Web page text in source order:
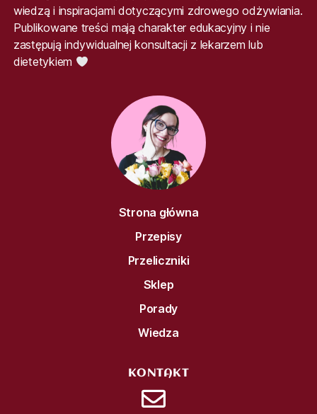
wiedzą i inspiracjami dotyczącymi zdrowego odżywiania.
Publikowane treści mają charakter edukacyjny i nie
zastępują indywidualnej konsultacji z lekarzem lub
dietetykiem
Strona główna
Przepisy
Przeliczniki
Sklep
Porady
Wiedza
KONTAKT